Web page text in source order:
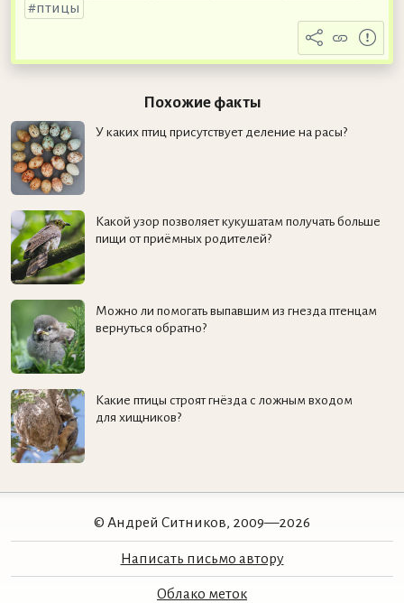
птицы
Похожие факты
У каких птиц присутствует деление на расы?
Какой узор позволяет кукушатам получать больше
пищи от приёмных родителей?
Можно ли помогать выпавшим из гнезда птенцам
вернуться обратно?
Какие птицы строят гнёзда с ложным входом
для хищников?
© Андрей Ситников, 2009—2026
Написать письмо автору
Облако меток